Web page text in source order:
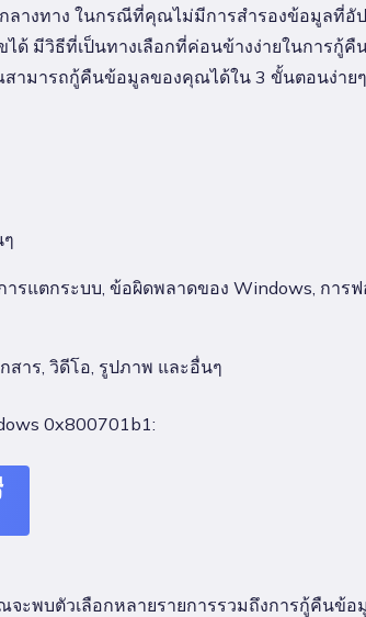
ลางทาง ในกรณีที่คุณไม่มีการสำรองข้อมูลที่อั
มีวิธีที่เป็นทางเลือกที่ค่อนข้างง่ายในการกู้คื
ามารถกู้คืนข้อมูลของคุณได้ใน 3 ขั้นตอนง่ายๆ
รแตกระบบ, ข้อผิดพลาดของ Windows, การ
าร, วิดีโอ, รูปภาพ และอื่นๆ
0x800701b1:
พบตัวเลือกหลายรายการรวมถึงการกู้คืนข้อ